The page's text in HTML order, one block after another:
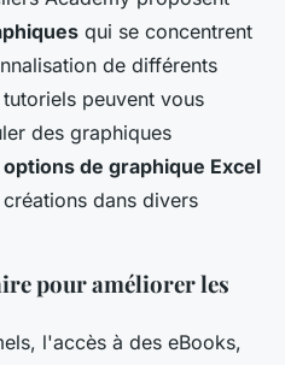
qui se concentrent
de différents
peuvent vous
des graphiques
options de graphique Excel
dans divers
pour améliorer les
l'accès à des eBooks,